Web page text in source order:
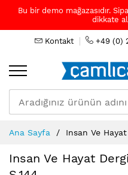
Bu bir demo mağazasıdır.
dikkate
Kontakt +49 (0)
to
Content
Ana Sayfa Insan Ve
Insan Ve Hayat